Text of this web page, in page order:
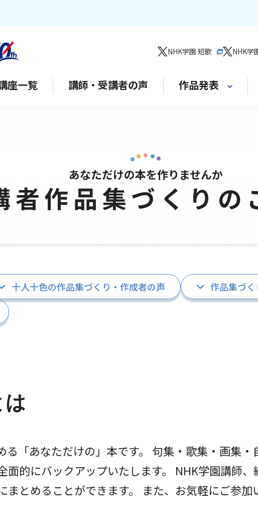
NHK学園 短歌 NHK学
座一覧 講師・受講者の声 作品発表
あなただけの本を作りませんか
者作品集づくりの
十人十色の作品集づくり・作成者の声
作品集づ
は
る「あなただけの」本です。 句集・歌集・画集
面的にバックアップいたします。 NHK学園講師
まとめることができます。 また、お気軽にご参